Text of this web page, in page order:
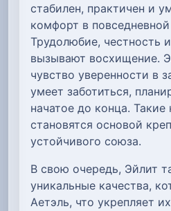
стабилен, практичен и
комфорт в
Трудолюбие, честность
вызывают восхищение.
чувство уверенности в
умеет заботиться,
начатое до конца. Такие
становятся основой
устойчивого союза.
В свою очередь, Эйлит
уникальные качества,
Аетэль, что укрепляет